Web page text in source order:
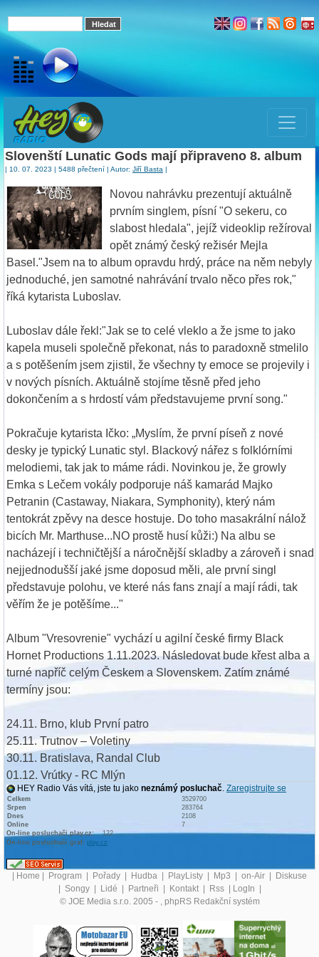
Slovenští Lunatic Gods mají připraveno 8. album
| 10. 07. 2023 | 5488 přečtení | Autor: Jiří Basta |
Novou nahrávku prezentují aktuálně
prvním singlem, písní "O sekeru, co
slabost hledala", jejíž videoklip režíroval
opět známý český režisér Mejla
Basel."Jsem na to album opravdu hrdý, práce na něm nebyly
jednoduché, jen samotné nahrávání trvalo něco přes rok,"
říká kytarista Luboslav.
Luboslav dále řekl:"Jak se to celé vleklo a že jsme to jako
kapela museli společně překonat, nás to paradoxně stmelilo
a s potěšením jsem zjistil, že všechny ty emoce se projevily i
v nových písních. Aktuálně stojíme těsně před jeho
dokončením a s hrdostí vám představujeme první song."
Pokračuje kytarista Ičko: „Myslím, že první píseň z nové
desky je typický Lunatic styl. Blackový nářez s folklórními
melodiemi, tak jak to máme rádi. Novinkou je, že growly
Emka s Lečem vokály podporuje náš kamarád Majko
Petranin (Castaway, Niakara, Symphonity), který nám
tentokrát zpěvy na desce hostuje. Do toho masakrální nálož
bicích Mr. Marthuse...NO prostě husí kůži:) Na albu se
nacházejí i techničtější a náročnější skladby a zároveň i snad
nejjednodušší jaké jsme doposud měli, ale první singl
představuje polohu, ve které nás fans znají a mají rádi, tak
věřím že je potěšíme..."
Album "Vresovrenie" vychází u agilní české firmy Black
Hornet Productions 1.11.2023. Následovat bude křest alba a
turné napříč celým Českem a Slovenskem. Zatím známé
termíny jsou:
24.11. Brno, klub První patro
25.11. Trutnov – Voletiny
30.11. Bratislava, Randal Club
01.12. Vrútky - RC Mlýn
02.12. Poprad, Klub Rock Fabric
Nejblíže se LUNATIC GODS představí živě na legendárním
českém big festivalu MASTERS OF ROCK 13. července
2023.
FACEBOOK LUNATIC GODS:
https://www.facebook.com/lunaticgods/
HEY Radio Vás vítá, jste tu jako neznámý posluchač. Zaregistrujte se
Celkem
3529700
Srpen
283764
Dnes
2108
Online
7
On-line posluchači play.cz:
122
On-line posluchači graf: play.cz
Home Program Pořady Hudba PlayListy Mp3 on-Air
Diskuse
Songy Lidé Partneři Kontakt Rss LogIn
© JOE Media s.r.o. 2005 - , phpRS Redakční systém